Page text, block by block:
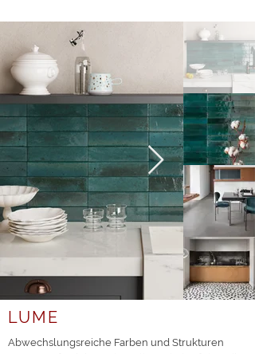
LUME
Abwechslungsreiche Farben und Strukturen